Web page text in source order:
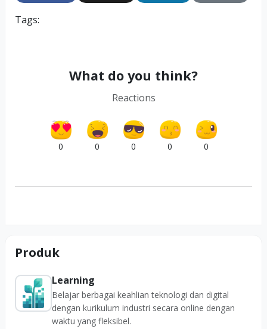
Tags:
What do you think?
Reactions
0 0 0 0 0
Produk
Learning
Belajar berbagai keahlian teknologi dan digital
dengan kurikulum industri secara online dengan
waktu yang fleksibel.